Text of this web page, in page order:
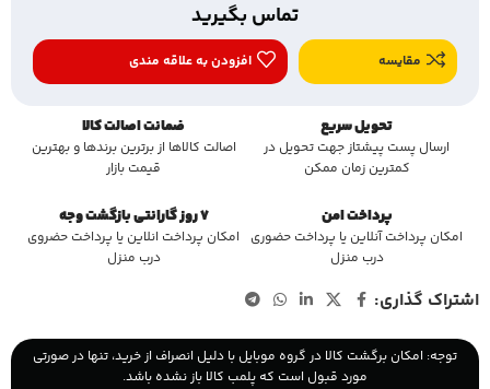
تماس بگیرید
مقایسه افزودن به علاقه مندی
تحویل سریع
ارسال پست پیشتاز جهت تحویل در
کمترین زمان ممکن
ضمانت اصالت کالا
اصالت کالاها از برترین برندها و بهترین
قیمت بازار
پرداخت امن
امکان پرداخت آنلاین یا پرداخت حضوری
درب منزل
7 روز گارانتی بازگشت وجه
امکان پرداخت انلاین یا پرداخت حضروی
درب منزل
اشتراک گذاری:
توجه: امکان برگشت کالا در گروه موبایل با دلیل انصراف از خرید، تنها در صورتی
مورد قبول است که پلمب کالا باز نشده باشد.